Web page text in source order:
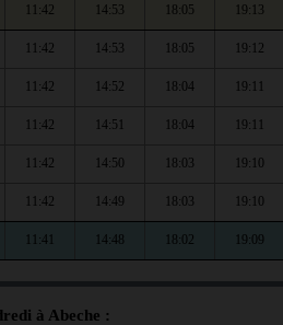
11:42 14:53 18:05 19:13
11:42 14:53 18:05 19:12
11:42 14:52 18:04 19:11
11:42 14:51 18:04 19:11
11:42 14:50 18:03 19:10
11:42 14:49 18:03 19:10
11:41 14:48 18:02 19:09
à Abeche :